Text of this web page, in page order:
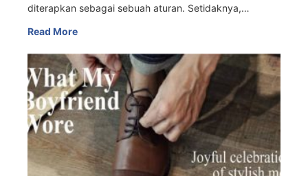
diterapkan sebagai sebuah aturan. Setidaknya,…
Read More